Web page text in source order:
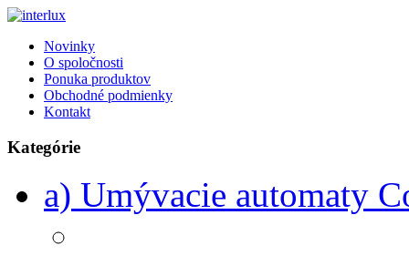
Novinky
O spoločnosti
Ponuka produktov
Obchodné podmienky
Kontakt
Kategórie
a) Umývacie automaty